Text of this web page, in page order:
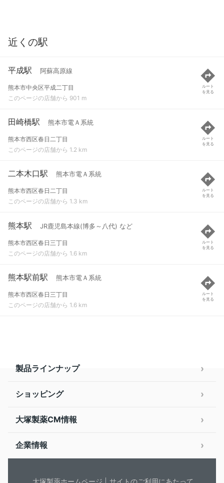
近くの駅
平成駅 阿蘇高原線
熊本市中央区平成二丁目
このページの店舗から 901 m
ルート
を見る
田崎橋駅 熊本市電Ａ系統
熊本市西区春日二丁目
このページの店舗から 1.2 km
ルート
を見る
二本木口駅 熊本市電Ａ系統
熊本市西区春日二丁目
このページの店舗から 1.3 km
ルート
を見る
熊本駅 JR鹿児島本線(博多～八代) など
熊本市西区春日三丁目
このページの店舗から 1.6 km
ルート
を見る
熊本駅前駅 熊本市電Ａ系統
熊本市西区春日三丁目
このページの店舗から 1.6 km
ルート
を見る
製品ラインナップ
ショッピング
大塚製薬CM情報
企業情報